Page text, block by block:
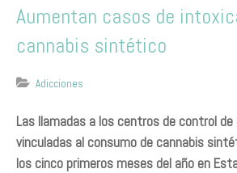
Aumentan casos de
cannabis sintético
Adicciones
Las llamadas a los centros de control
vinculadas al consumo de cannabis
los cinco primeros meses del año en